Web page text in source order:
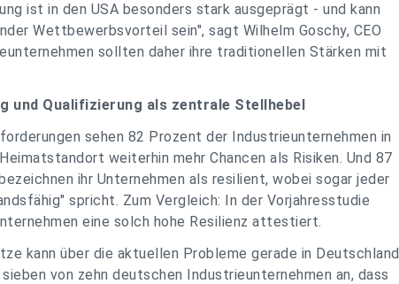
ist in den USA besonders stark ausgeprägt - und kann
Wettbewerbsvorteil sein", sagt Wilhelm Goschy, CEO
sollten daher ihre traditionellen Stärken mit
und Qualifizierung als zentrale Stellhebel
sehen 82 Prozent der Industrieunternehmen in
weiterhin mehr Chancen als Risiken. Und 87
ihr Unternehmen als resilient, wobei sogar jeder
spricht. Zum Vergleich: In der Vorjahresstudie
eine solch hohe Resilienz attestiert.
kann über die aktuellen Probleme gerade in Deutschland
von zehn deutschen Industrieunternehmen an, dass